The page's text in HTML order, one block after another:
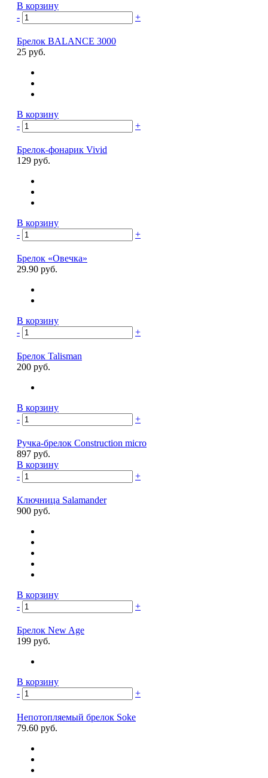
В корзину
-
+
Брелок BALANCE 3000
25 руб.
В корзину
-
+
Брелок-фонарик Vivid
129 руб.
В корзину
-
+
Брелок «Овечка»
29.90 руб.
В корзину
-
+
Брелок Talisman
200 руб.
В корзину
-
+
Ручка-брелок Construction micro
897 руб.
В корзину
-
+
Ключница Salamander
900 руб.
В корзину
-
+
Брелок New Age
199 руб.
В корзину
-
+
Непотопляемый брелок Soke
79.60 руб.